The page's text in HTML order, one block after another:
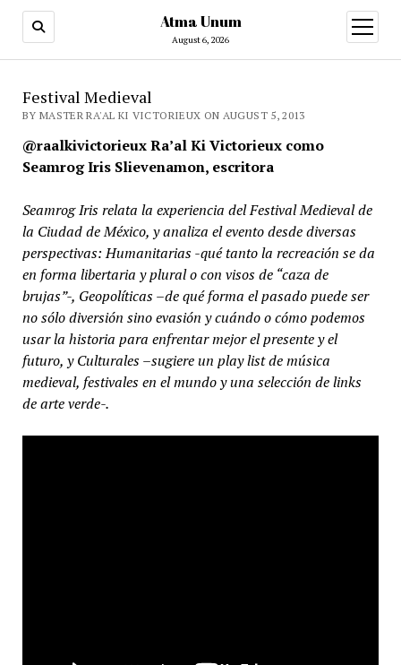
Atma Unum
August 6, 2026
open
menu
Festival Medieval
BY MASTER RA'AL KI VICTORIEUX ON AUGUST 5, 2013
@raalkivictorieux Ra’al Ki Victorieux como
Seamrog Iris Slievenamon, escritora
Seamrog Iris relata la experiencia del Festival Medieval de
la Ciudad de México, y analiza el evento desde diversas
perspectivas: Humanitarias -qué tanto la recreación se da
en forma libertaria y plural o con visos de “caza de
brujas”-, Geopolíticas –de qué forma el pasado puede ser
no sólo diversión sino evasión y cuándo o cómo podemos
usar la historia para enfrentar mejor el presente y el
futuro, y Culturales –sugiere un play list de música
medieval, festivales en el mundo y una selección de links
de arte verde-.